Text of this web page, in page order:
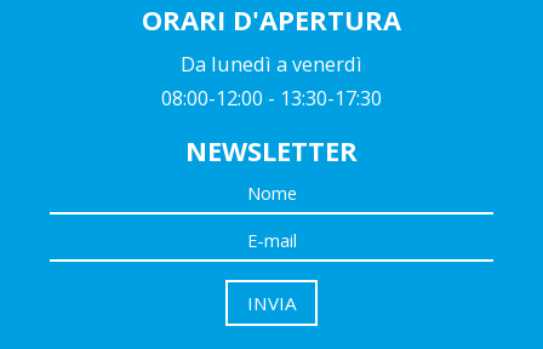
ORARI D'APERTURA
Da lunedì a venerdì
08:00-12:00 - 13:30-17:30
NEWSLETTER